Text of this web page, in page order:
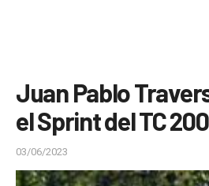
Juan Pablo
el Sprint del TC
03/06/2023